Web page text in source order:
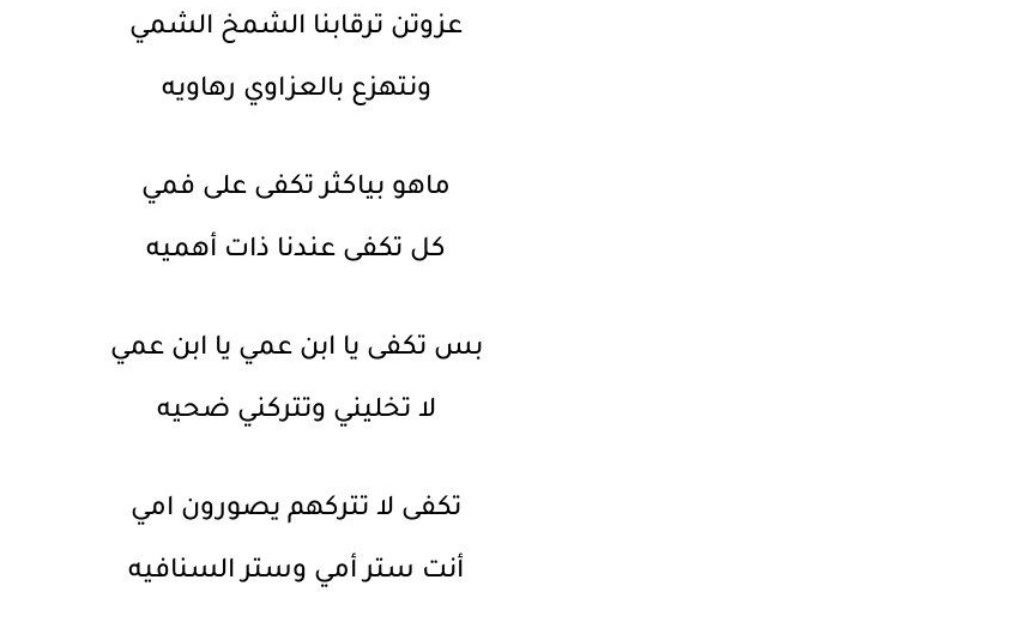
عزوتن ترقابنا الشمخ الشمي
ونتهزع بالعزاوي رهاويه
ماهو بياكثر تكفى على فمي
كل تكفى عندنا ذات أهميه
بس تكفى يا ابن عمي يا ابن عمي
لا تخليني وتتركني ضحيه
تكفى لا تتركهم يصورون امي
أنت ستر أمي وستر السنافيه